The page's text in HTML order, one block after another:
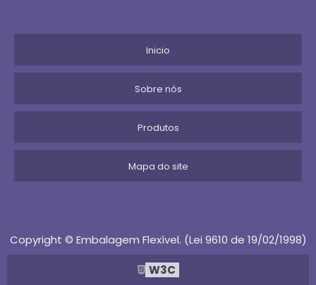
BOBINA DE PLASTICO TRANSPARENTE
BOBINA DE PLASTICO PARA ALIMENTOS
Inicio
Sobre nós
Produtos
Mapa do site
Copyright © Embalagem Flexível. (Lei 9610 de 19/02/1998)
W3C